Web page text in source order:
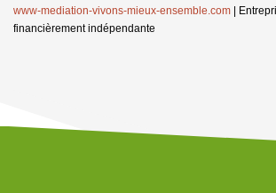
www-mediation-vivons-mieux-ensemble.com |
financièrement indépendante